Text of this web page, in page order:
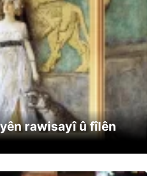
rawisayî û fîlên